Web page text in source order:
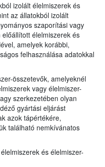
izolált élelmiszerek és
az állatokból izolált
szaporítási vagy
élelmiszerek és
amelyek korábbi,
felhasználása adatokkal
összetevők, amelyeknél
vagy élelmiszer-
szerkezetében olyan
gyártási eljárást
azok tápértékére,
található nemkívánatos
és élelmiszer-